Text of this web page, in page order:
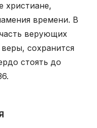
христиане,
времени. В
верующих
сохранится
стоять до